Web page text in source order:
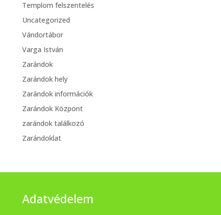
Templom felszentelés
Uncategorized
Vándortábor
Varga István
Zarándok
Zarándok hely
Zarándok információk
Zarándok Központ
zarándok találkozó
Zarándoklat
Adatvédelem